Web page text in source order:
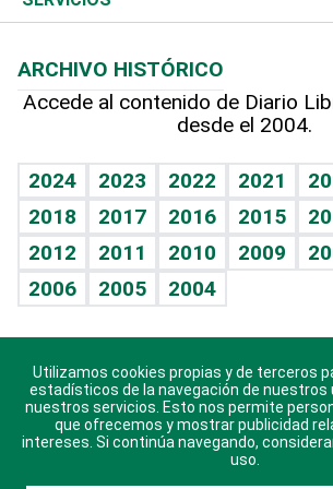
Hablando con el pediatra
Vida y familia
Eñe
Celebrando la vida
Sin complejos
En pocas palabras
Escuchando al corazón
Economía Personal
Línea de hit
BRV
TBT Deportivo
Más firmas
Hecho en casa
Guía del dinero
Cumpleaños
Horóscopos
Juegos
ARCHIVO HISTÓRICO
Accede al contenido de Diario
desde el 2004.
2024 2023 2022 2021
2018
2017 2016 2015
2012
2011 2010 2009
2006
2005 2004
Descarga nuestras aplicaciones
sistema Huawei.
Utilizamos cookies propias y de terceros
estadísticos de la navegación de nuestros
nuestros servicios. Esto nos permite
que ofrecemos y mostrar publicidad
intereses. Si continúa navegando,
uso.